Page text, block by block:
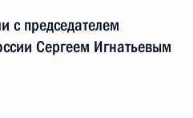
с председателем
Сергеем Игнатьевым